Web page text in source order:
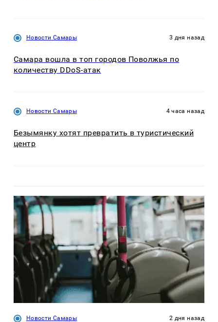
Новости Самары 3 дня назад
Самара вошла в топ городов Поволжья по
количеству DDoS-атак
Новости Самары 4 часа назад
Безымянку хотят превратить в туристический
центр
Новости Самары 2 дня назад